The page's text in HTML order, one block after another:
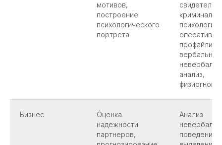
мотивов,
построение
психологического
портрета
свидетелей,
психология,
профайлинг,
анализ,
Бизнес
Оценка
надежности
партнеров,
Анализ
поведения,